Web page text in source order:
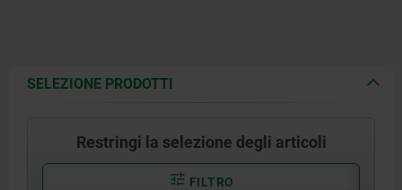
SELEZIONE PRODOTTI
Restringi la selezione degli articoli
FILTRO